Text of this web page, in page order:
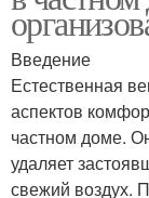
Введение
Естественная
аспектов
частном доме.
удаляет
свежий воздух.